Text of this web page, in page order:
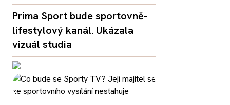
Prima Sport bude sportovně-
lifestylový kanál. Ukázala
vizuál studia